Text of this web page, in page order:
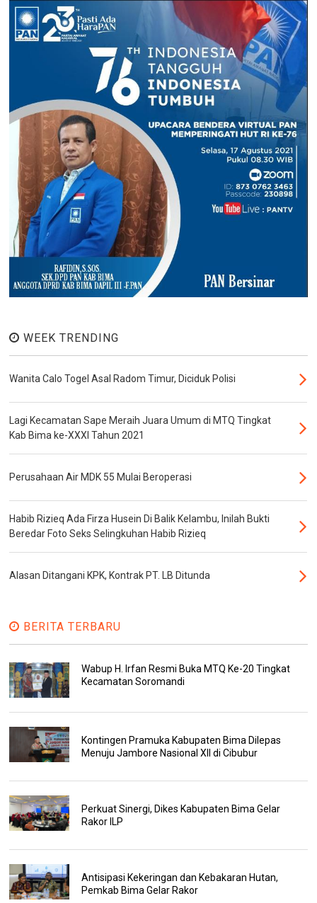
WEEK TRENDING
Wanita Calo Togel Asal Radom Timur, Diciduk Polisi
Lagi Kecamatan Sape Meraih Juara Umum di MTQ Tingkat
Kab Bima ke-XXXI Tahun 2021
Perusahaan Air MDK 55 Mulai Beroperasi
Habib Rizieq Ada Firza Husein Di Balik Kelambu, Inilah Bukti
Beredar Foto Seks Selingkuhan Habib Rizieq
Alasan Ditangani KPK, Kontrak PT. LB Ditunda
BERITA TERBARU
Wabup H. Irfan Resmi Buka MTQ Ke-20 Tingkat
Kecamatan Soromandi
Kontingen Pramuka Kabupaten Bima Dilepas
Menuju Jambore Nasional XII di Cibubur
Perkuat Sinergi, Dikes Kabupaten Bima Gelar
Rakor ILP
Antisipasi Kekeringan dan Kebakaran Hutan,
Pemkab Bima Gelar Rakor